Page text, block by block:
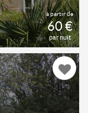
à partir de
60 €
par nuit